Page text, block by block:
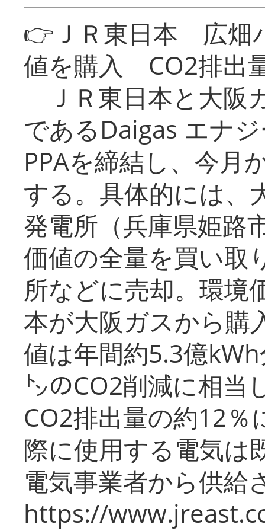
👉ＪＲ東日本 広畑
値を購入 CO2排出
ＪＲ東日本と大阪
であるDaigas エナ
PPAを締結し、今月
する。具体的には、
発電所（兵庫県姫路
価値の全量を買い取
所などに売却。環境
本が大阪ガスから購
値は年間約5.3億
㌧のCO2削減に相当
CO2排出量の約12％
際に使用する電気は
電気事業者から供給
https://